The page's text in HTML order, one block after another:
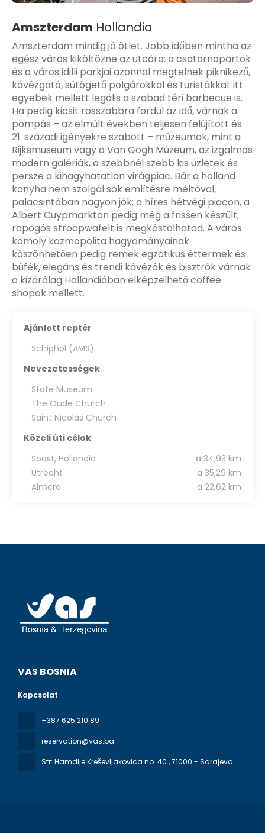
Amszterdam Hollandia
Amszterdam mindig jó ötlet. Jobb időben mintha az
egész város kiköltözne az utcára: a csatornapartok
és a város idilli parkjai azonnal megtelnek piknikező,
kávézgató, sütögető polgárokkal és turistákkal: itt
egyebek mellett legális a szabad téri barbecue is.
Ha pedig kicsit rosszabbra fordul az idő, várnak a
pompás – az elmúlt években teljesen felújított és
21. századi igényekre szabott – múzeumok, mint a
Rijksmuseum vagy a Van Gogh Múzeum, az izgalmas
modern galériák, a szebbnél szebb kis üzletek és
persze a kihagyhatatlan virágpiac. Bár a holland
konyha nem szolgál sok említésre méltóval,
palacsintában nagyon jók; a híres hétvégi piacon, a
Albert Cuypmarkton pedig még a frissen készült,
ropogós stroopwafelt is megkóstolhatod. A város
komoly kozmopolita hagyományainak
köszönhetően pedig remek egzotikus éttermek és
büfék, elegáns és trendi kávézók és bisztrók várnak
a kizárólag Hollandiában elképzelhető coffee
Ajánlott reptér
Schiphol (AMS)
Nevezetességek
State Museum
The Oude Church
Saint Nicolás Church
Közeli úti célok
Soest, Hollandia
a 34,93 km
Utrecht
a 35,29 km
Almere
a 22,62 km
VAS BOSNIA
Kapcsolat
+387 625 210 89
reservation@vas.ba
Str: Hamdije Kreševljakovica no. 40 , 71000 - Sarajevo